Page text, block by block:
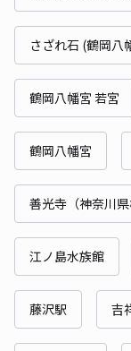
さざれ石 (鶴岡八
鶴岡八幡宮 若宮
鶴岡八幡宮
善光寺（神奈川県
江ノ島水族館
藤沢駅 吉